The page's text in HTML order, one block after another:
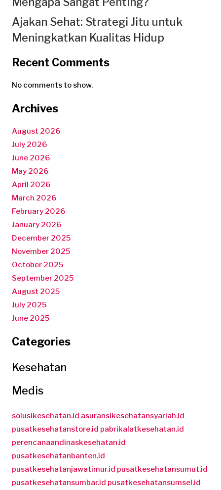
Ajakan Sehat: Strategi Jitu untuk
Meningkatkan Kualitas Hidup
Recent Comments
No comments to show.
Archives
August 2026
July 2026
June 2026
May 2026
April 2026
March 2026
February 2026
January 2026
December 2025
November 2025
October 2025
September 2025
August 2025
July 2025
June 2025
Categories
Kesehatan
Medis
solusikesehatan.id asuransikesehatansyariah.id
pusatkesehatanstore.id pabrikalatkesehatan.id
perencanaandinaskesehatan.id
pusatkesehatanbanten.id
pusatkesehatanjawatimur.id pusatkesehatansumut.id
pusatkesehatansumbar.id pusatkesehatansumsel.id